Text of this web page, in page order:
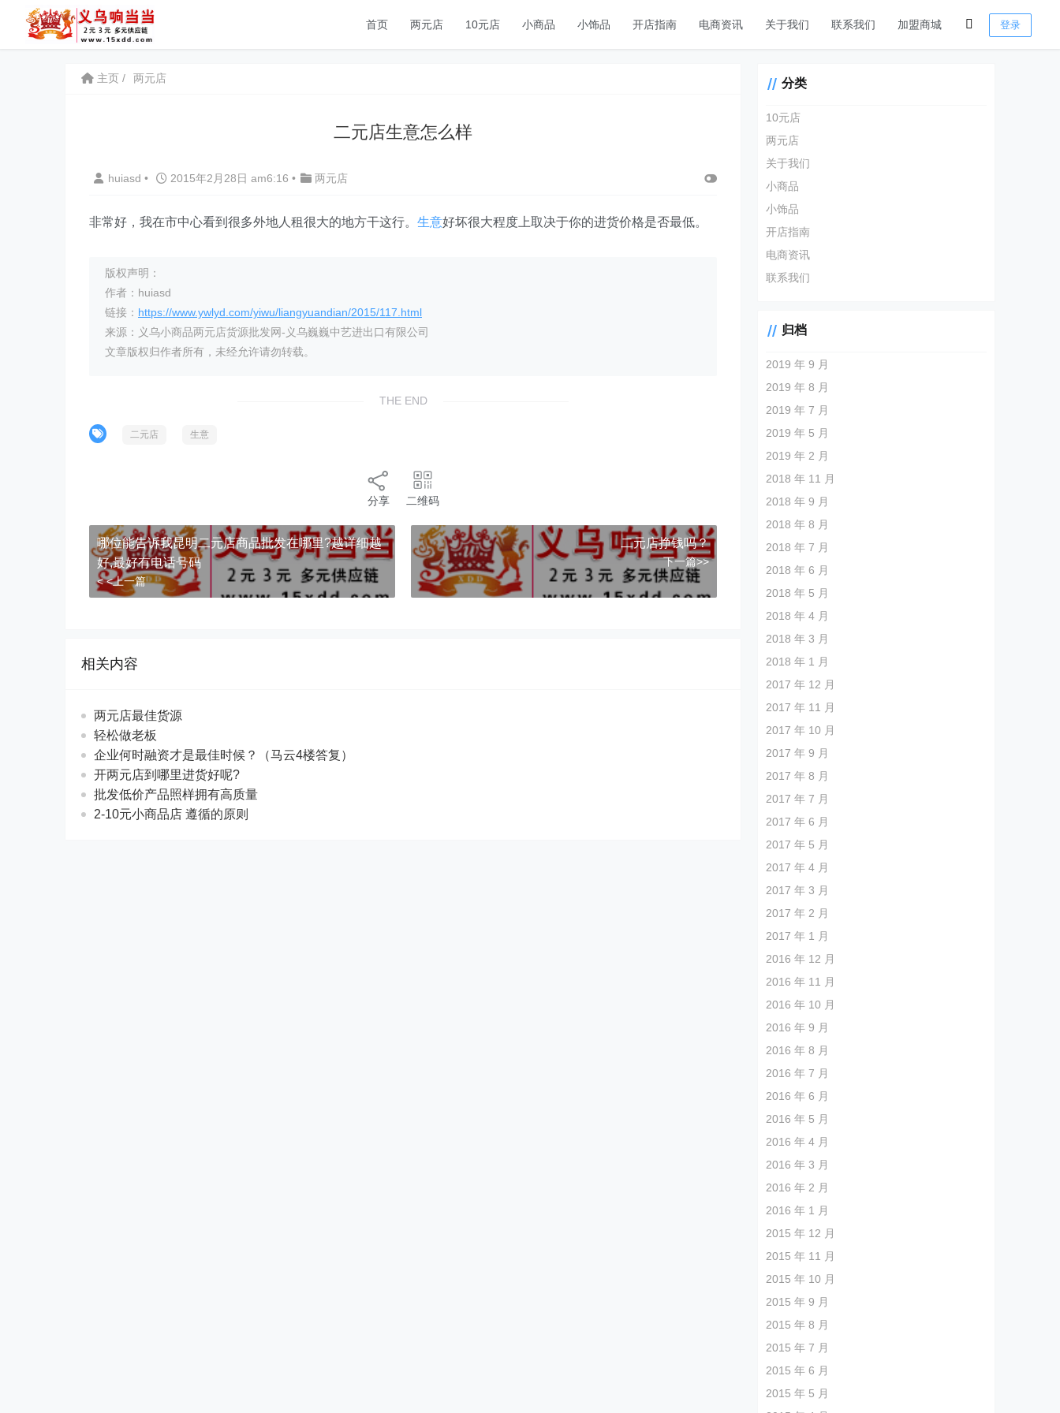
首页 两元店 10元店 小商品 小饰品 开店指南 电商资讯 关于我们 联系我们 加盟商城 登录
主页 两元店
二元店生意怎么样
huiasd • 2015年2月28日 am6:16 • 两元店
非常好，我在市中心看到很多外地人租很大的地方干这行。 生意好坏很大程度上取决于你的进货价格是否最低。
版权声明：
作者：huiasd
链接： https://www.ywlyd.com/yiwu/liangyuandian/2015/117.html
来源：义乌小商品两元店货源批发网-义乌巍巍中艺进出口有限公司
文章版权归作者所有，未经允许请勿转载。
THE END
二元店 生意
分享 二维码
哪位能告诉我昆明二元店商品批发在哪里?越详细越
好,最好有电话号码
< <上一篇
二元店挣钱吗？
下一篇>>
相关内容
两元店最佳货源
轻松做老板
企业何时融资才是最佳时候？（马云4楼答复）
开两元店到哪里进货好呢?
批发低价产品照样拥有高质量
2-10元小商品店 遵循的原则
分类
10元店
两元店
关于我们
小商品
小饰品
开店指南
电商资讯
联系我们
归档
2019 年 9 月
2019 年 8 月
2019 年 7 月
2019 年 5 月
2019 年 2 月
2018 年 11 月
2018 年 9 月
2018 年 8 月
2018 年 7 月
2018 年 6 月
2018 年 5 月
2018 年 4 月
2018 年 3 月
2018 年 1 月
2017 年 12 月
2017 年 11 月
2017 年 10 月
2017 年 9 月
2017 年 8 月
2017 年 7 月
2017 年 6 月
2017 年 5 月
2017 年 4 月
2017 年 3 月
2017 年 2 月
2017 年 1 月
2016 年 12 月
2016 年 11 月
2016 年 10 月
2016 年 9 月
2016 年 8 月
2016 年 7 月
2016 年 6 月
2016 年 5 月
2016 年 4 月
2016 年 3 月
2016 年 2 月
2016 年 1 月
2015 年 12 月
2015 年 11 月
2015 年 10 月
2015 年 9 月
2015 年 8 月
2015 年 7 月
2015 年 6 月
2015 年 5 月